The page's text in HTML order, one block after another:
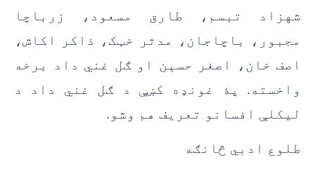
شهزاد تبسم، طارق مسعود، زرباچا
مجبور، باچاجان، مدثر خټک، ذاکر اکاش،
اصف خان، اصغر حسېن او ګل غني داد برخه
واخسته. پۀ غونډه کښې د ګل غني داد د
ليکلې افسانو تعريف هم وشو.
طلوع ادبي څانګه